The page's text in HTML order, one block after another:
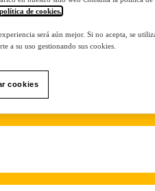
de cookies.
será aún mejor. Si no acepta, se
a su uso gestionando sus cookies.
cookies